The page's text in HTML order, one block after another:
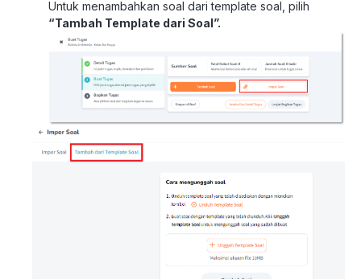
Untuk menambahkan soal dari template soal, pilih
“Tambah Template dari Soal”.